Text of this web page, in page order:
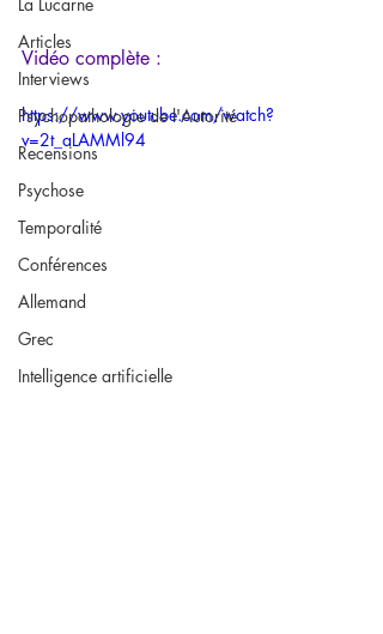
Articles
Interviews
Psychopathologie de l'Autorité
Recensions
Psychose
Temporalité
Conférences
Allemand
Grec
Intelligence artificielle
Vidéo complète :
https://www.youtube.com/watch?
v=2t_aLAMMl94